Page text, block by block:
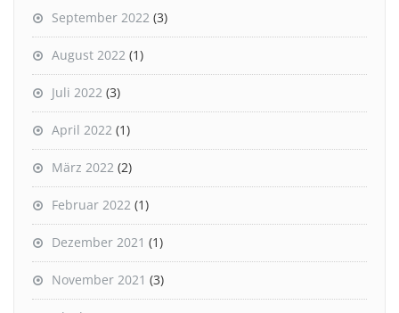
September 2022 (3)
August 2022 (1)
Juli 2022 (3)
April 2022 (1)
März 2022 (2)
Februar 2022 (1)
Dezember 2021 (1)
November 2021 (3)